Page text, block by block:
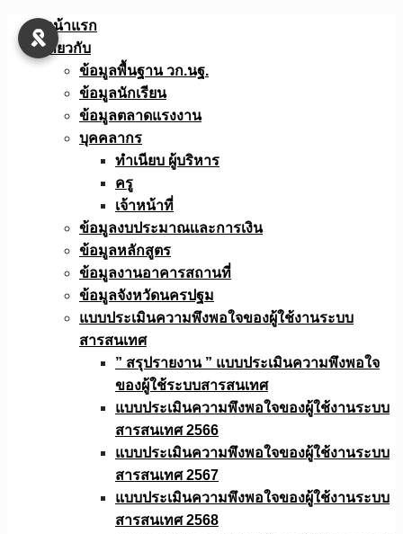
Skip
หน้าแรก
เกี่ยวกับ
ข้อมูลพื้นฐาน วก.นฐ.
ข้อมูลนักเรียน
ข้อมูลตลาดแรงงาน
บุคคลากร
ทำเนียบ ผู้บริหาร
ครู
เจ้าหน้าที่
ข้อมูลงบประมาณเเละการเงิน
ข้อมูลหลักสูตร
ข้อมูลงานอาคารสถานที่
ข้อมูลจังหวัดนครปฐม
แบบประเมินความพึงพอใจของผู้ใช้งานระบบ
สารสนเทศ
” สรุปรายงาน ” แบบประเมินความพึงพอใจ
ของผู้ใช้ระบบสารสนเทศ
แบบประเมินความพึงพอใจของผู้ใช้งานระบบ
สารสนเทศ 2566
แบบประเมินความพึงพอใจของผู้ใช้งานระบบ
สารสนเทศ 2567
แบบประเมินความพึงพอใจของผู้ใช้งานระบบ
สารสนเทศ 2568